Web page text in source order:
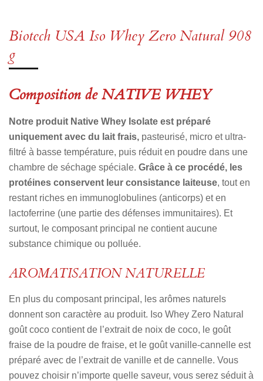
a
g
a
g
g
a
g
Biotech USA Iso Whey Zero Natural 908
g
Composition de NATIVE WHEY
Notre produit Native Whey Isolate est préparé
uniquement avec du lait frais, pasteurisé, micro et ultra-
filtré à basse température, puis réduit en poudre dans une
chambre de séchage spéciale. Grâce à ce procédé, les
protéines conservent leur consistance laiteuse, tout en
restant riches en immunoglobulines (anticorps) et en
lactoferrine (une partie des défenses immunitaires). Et
surtout, le composant principal ne contient aucune
substance chimique ou polluée.
AROMATISATION NATURELLE
En plus du composant principal, les arômes naturels
donnent son caractère au produit. Iso Whey Zero Natural
goût coco contient de l’extrait de noix de coco, le goût
fraise de la poudre de fraise, et le goût vanille-cannelle est
préparé avec de l’extrait de vanille et de cannelle. Vous
pouvez choisir n’importe quelle saveur, vous serez séduit à